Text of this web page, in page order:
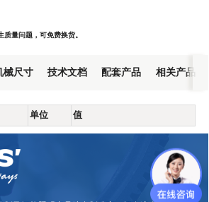
量问题，可免费换货。
械尺寸 技术文档 配套产品 相关产品
单位 值